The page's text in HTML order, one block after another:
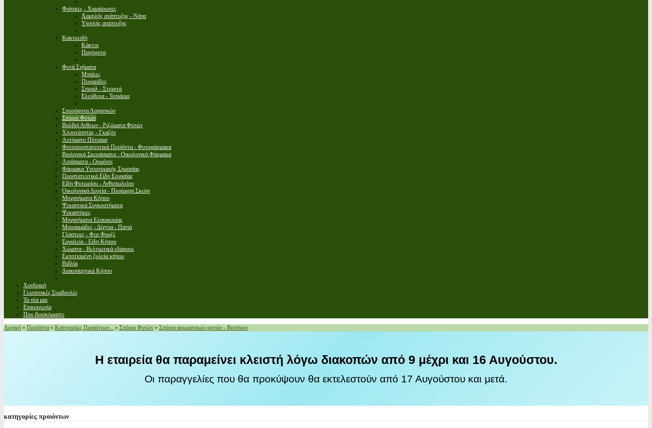
Φοίνικες - Χαμαίρωπες
Χαμηλής ανάπτυξης - Νάνα
Υψηλής ανάπτυξης
Κακτοειδή
Κάκτοι
Παχύφυτα
Φυτά Σχήματα
Μπάλες
Πυραμίδες
Σπιράλ - Στριφτά
Ελεύθερα - Τοπιάρια
Σπορόφυτα Λαχανικών
Σπόροι Φυτών
Βολβοί Ανθεων - Ριζώματα Φυτών
Χλοοτάπητας - Γκαζόν
Αυτόματο Πότισμα
Φυτοπροστατευτικά Προϊόντα - Φυτοφάρμακα
Βιολογικά Σκευάσματα - Οικολογικά Φάρμακα
Λιπάσματα - Ορμόνες
Φάρμακα Υγειονομικής Σημασίας
Προστατευτικά Είδη Εργασίας
Είδη Φυτωρίου - Ανθοπωλείου
Οικολογικά Δοχεία - Πυρίμαχα Σκεύη
Μηχανήματα Κήπου
Ψεκαστικά Συγκροτήματα
Ψεκαστήρες
Μηχανήματα Ελαιοκομίας
Μουσαμάδες - Δίχτυα - Πανιά
Γλάστρες - Φερ Φορζέ
Εργαλεία - Είδη Κήπου
Χώματα - Βελτιωτικά εδάφους
Εμποτισμένη ξυλεία κήπου
Βιβλία
Διακοσμητικά Κήπου
Χονδρική
Γεωπονικές Συμβουλές
Τα νέα μας
Επικοινωνία
Που βρισκόμαστε
Αρχική » Προϊόντα » Κατηγορίες Προϊόντων... » Σπόροι Φυτών » Σπόροι αρωματικών φυτών - Βοτάνων
Η εταιρεία θα παραμείνει κλειστή λόγω διακοπών από 9 μέχρι και 16 Αυγούστου.
Οι παραγγελίες που θα προκύψουν θα εκτελεστούν από 17 Αυγούστου και μετά.
κατηγορίες προιόντων